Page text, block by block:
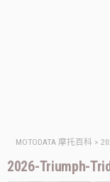
MOTODATA 摩托百科 >
2026-Triumph-